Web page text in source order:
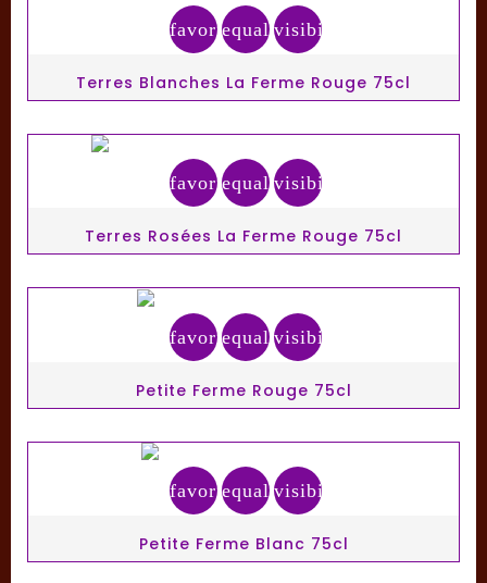
favorite_border
equalizervisibility
Terres Blanches La Ferme Rouge 75cl
favorite_border
equalizervisibility
Terres Rosées La Ferme Rouge 75cl
favorite_border
equalizervisibility
Petite Ferme Rouge 75cl
favorite_border
equalizervisibility
Petite Ferme Blanc 75cl